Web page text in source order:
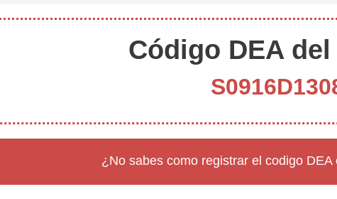
Código DEA del
¿No sabes como registrar el codigo